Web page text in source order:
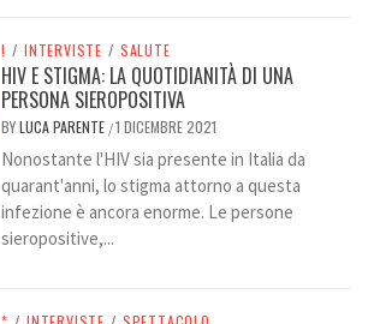
! / INTERVISTE / SALUTE
HIV E STIGMA: LA QUOTIDIANITÀ DI UNA
PERSONA SIEROPOSITIVA
BYLUCA PARENTE /1 DICEMBRE 2021
Nonostante l'HIV sia presente in Italia da
quarant'anni, lo stigma attorno a questa
infezione è ancora enorme. Le persone
sieropositive,...